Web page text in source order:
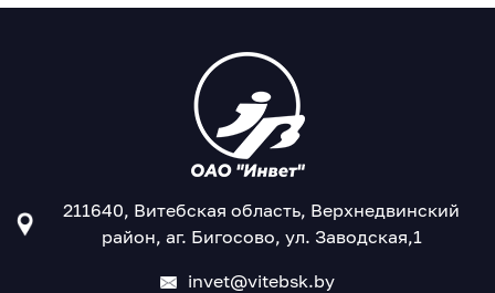
211640, Витебская область, Верхнедвинский
район, аг. Бигосово, ул. Заводская,1
invet@vitebsk.by